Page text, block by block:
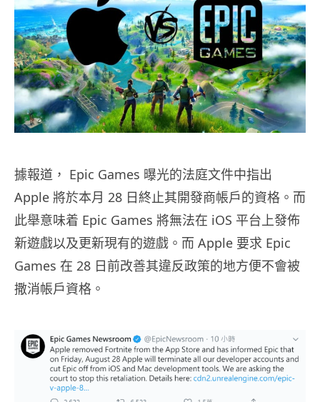
據報道， Epic Games 曝光的法庭文件中指出
Apple 將於本月 28 日終止其開發商帳戶的資格。而
此舉意味着 Epic Games 將無法在 iOS 平台上發佈
新遊戲以及更新現有的遊戲。而 Apple 要求 Epic
Games 在 28 日前改善其違反政策的地方便不會被
撒消帳戶資格。